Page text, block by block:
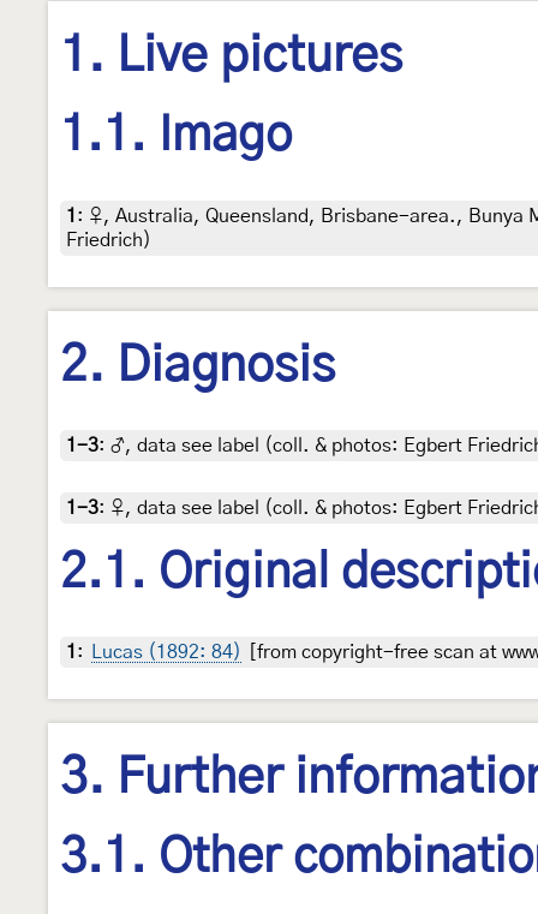
1. Live pictures
1.1. Imago
1 : ♀, Australia, Queensland, Brisbane-area., Bunya
Friedrich)
2. Diagnosis
1-3: ♂, data see label (coll. & photos: Egbert
1-3: ♀, data see label (coll. & photos: Egbert
2.1. Original
1 : Lucas (1892: 84) [from copyright-free scan at
3. Further
3.1. Other